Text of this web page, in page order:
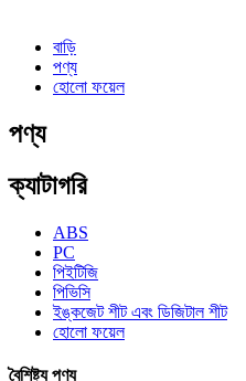
বাড়ি
পণ্য
হোলো ফয়েল
পণ্য
ক্যাটাগরি
ABS
PC
পিইটিজি
পিভিসি
ইঙ্কজেট শীট এবং ডিজিটাল শীট
হোলো ফয়েল
বৈশিষ্ট্য পণ্য